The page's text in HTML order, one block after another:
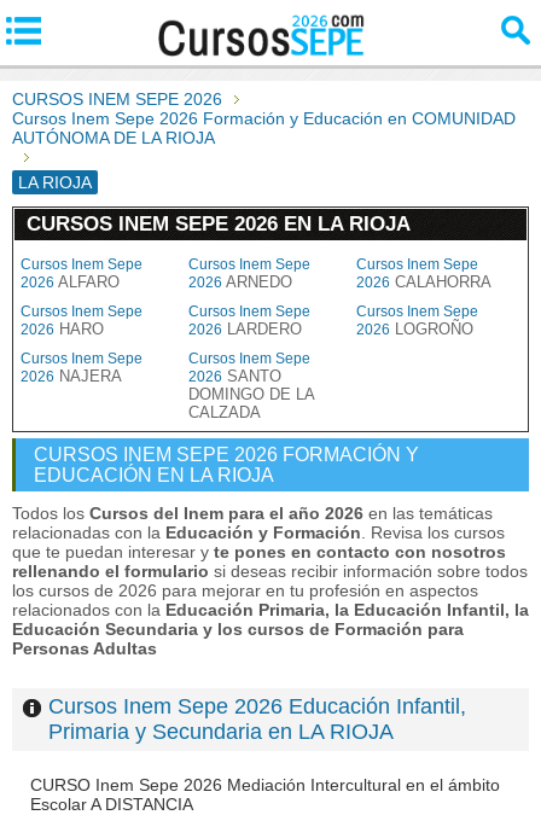
CURSOS INEM SEPE 2026
Cursos Inem Sepe 2026 Formación y Educación en COMUNIDAD
AUTÓNOMA DE LA RIOJA
LA RIOJA
CURSOS INEM SEPE 2026 EN LA RIOJA
Cursos Inem Sepe
2026 ALFARO
Cursos Inem Sepe
2026 ARNEDO
Cursos Inem Sepe
2026 CALAHORRA
Cursos Inem Sepe
2026 HARO
Cursos Inem Sepe
2026 LARDERO
Cursos Inem Sepe
2026 LOGROÑO
Cursos Inem Sepe
2026 NAJERA
Cursos Inem Sepe
2026 SANTO
DOMINGO DE LA
CALZADA
CURSOS INEM SEPE 2026 FORMACIÓN Y
EDUCACIÓN EN LA RIOJA
Todos los Cursos del Inem para el año 2026 en las temáticas
relacionadas con la Educación y Formación . Revisa los cursos
que te puedan interesar y te pones en contacto con nosotros
rellenando el formulario si deseas recibir información sobre todos
los cursos de 2026 para mejorar en tu profesión en aspectos
relacionados con la Educación Primaria, la Educación Infantil, la
Educación Secundaria y los cursos de Formación para
Personas Adultas
Cursos Inem Sepe 2026 Educación Infantil,
Primaria y Secundaria en LA RIOJA
CURSO Inem Sepe 2026 Mediación Intercultural en el ámbito
Escolar A DISTANCIA